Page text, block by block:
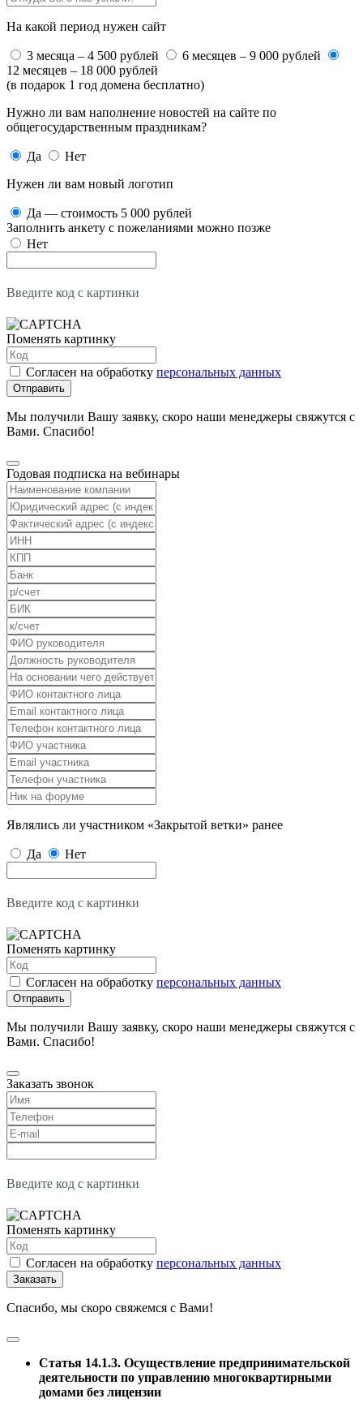
На какой период нужен сайт
3 месяца – 4 500 рублей
6 месяцев – 9 000 рублей
12 месяцев – 18 000 рублей
(в подарок 1 год домена бесплатно)
Нужно ли вам наполнение новостей на сайте по
общегосударственным праздникам?
Да
Нет
Нужен ли вам новый логотип
Да — стоимость 5 000 рублей
Заполнить анкету с пожеланиями можно позже
Нет
Введите код с картинки
Поменять картинку
Согласен на обработку персональных данных
Отправить
Мы получили Вашу заявку, скоро наши менеджеры свяжутся с
Вами. Спасибо!
Годовая подписка на вебинары
Являлись ли участником «Закрытой ветки» ранее
Да Нет
Введите код с картинки
Поменять картинку
Согласен на обработку персональных данных
Отправить
Мы получили Вашу заявку, скоро наши менеджеры свяжутся с
Вами. Спасибо!
Заказать звонок
Введите код с картинки
Поменять картинку
Согласен на обработку персональных данных
Заказать
Спасибо, мы скоро свяжемся с Вами!
Статья 14.1.3. Осуществление предпринимательской
деятельности по управлению многоквартирными
домами без лицензии